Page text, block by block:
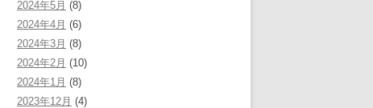
2024年5月 (8)
2024年4月 (6)
2024年3月 (8)
2024年2月 (10)
2024年1月 (8)
2023年12月 (4)